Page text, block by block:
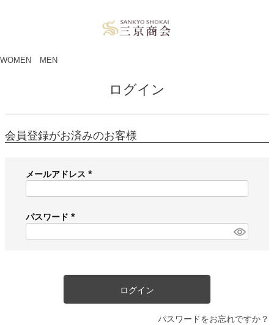
WOMEN MEN
ログイン
会員登録がお済みのお客様
メールアドレス
必
)
パスワード
必
ログイン
パスワードをお忘れですか？